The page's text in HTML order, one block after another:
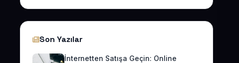
Son Yazılar
İnternetten Satışa Geçin: Online